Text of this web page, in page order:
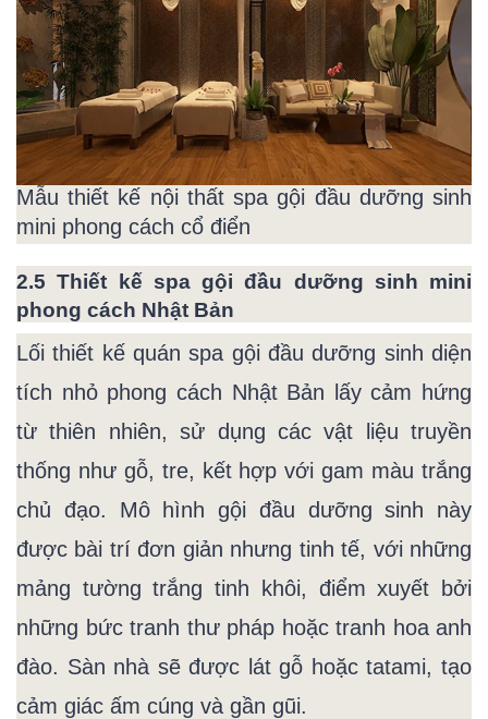
Mẫu thiết kế nội thất spa gội đầu dưỡng sinh
mini phong cách cổ điển
2.5 Thiết kế spa gội đầu dưỡng sinh mini
phong cách Nhật Bản
Lối thiết kế quán spa gội đầu dưỡng sinh diện
tích nhỏ phong cách Nhật Bản lấy cảm hứng
từ thiên nhiên, sử dụng các vật liệu truyền
thống như gỗ, tre, kết hợp với gam màu trắng
chủ đạo. Mô hình gội đầu dưỡng sinh này
được bài trí đơn giản nhưng tinh tế, với những
mảng tường trắng tinh khôi, điểm xuyết bởi
những bức tranh thư pháp hoặc tranh hoa anh
đào. Sàn nhà sẽ được lát gỗ hoặc tatami, tạo
cảm giác ấm cúng và gần gũi.